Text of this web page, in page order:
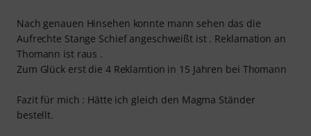
Nach genauen Hinsehen konnte mann sehen das die
Aufrechte Stange Schief angeschweißt ist . Reklamation an
Thomann ist raus .
Zum Glück erst die 4 Reklamtion in 15 Jahren bei Thomann
Fazit für mich : Hätte ich gleich den Magma Ständer
bestellt.